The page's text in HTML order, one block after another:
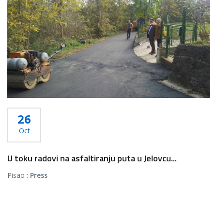
Više...
26
Oct
U toku radovi na asfaltiranju puta u Jelovcu...
Pisao : Press